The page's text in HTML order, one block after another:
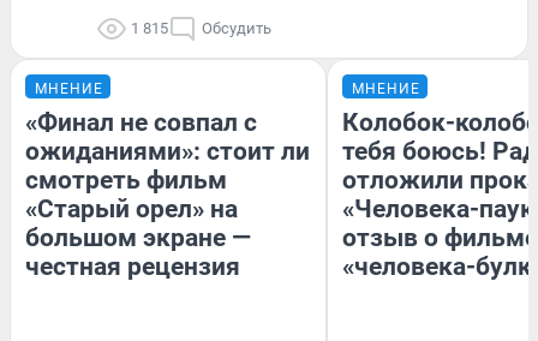
1 815 Обсудить
МНЕНИЕ
«Финал не совпал с
ожиданиями»: стоит ли
смотреть фильм
«Старый орел» на
большом экране —
честная рецензия
МНЕНИЕ
Колобок-
тебя боюсь!
отложили
«Человека-
отзыв о
«человека-